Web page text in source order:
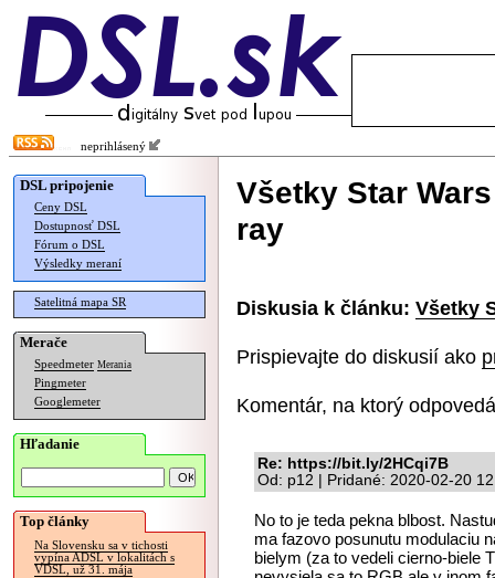
neprihlásený
DSL pripojenie
Ceny DSL
Dostupnosť DSL
Fórum o DSL
Výsledky meraní
Satelitná mapa SR
Merače
Speedmeter Merania
Pingmeter
Googlemeter
Hľadanie
Top články
Na Slovensku sa v tichosti
vypína ADSL v lokalitách s
VDSL, už 31. mája
Všetky Star
ray
Diskusia k článku: Všetky
Prispievajte do diskusií ako
Komentár, na ktorý
Re: https://bit.ly/2HCqi7B
Od: p12 | Pridané: 2020-02-20
No to je teda pekna blbost.
ma fazovo posunutu modulaciu
bielym (za to vedeli cierno-biele